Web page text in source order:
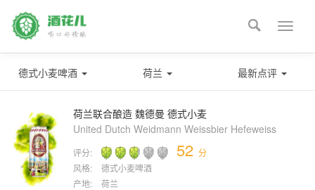
Toggle

德式小麦啤酒 荷兰 最新点评
荷兰联合酿造 魏德曼 德式小麦
United Dutch Weidmann Weissbier Hefeweiss
评分: 52 分
风格:
德式小麦啤酒
产地:
荷兰